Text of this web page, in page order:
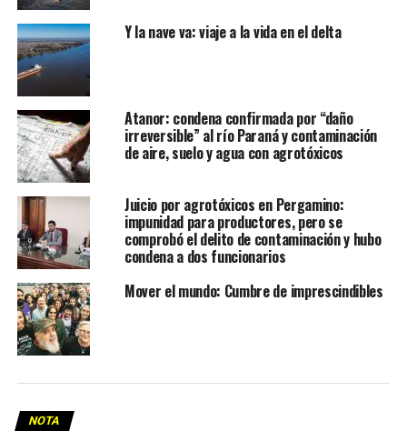
Y la nave va: viaje a la vida en el delta
Atanor: condena confirmada por “daño
irreversible” al río Paraná y contaminación
de aire, suelo y agua con agrotóxicos
Juicio por agrotóxicos en Pergamino:
impunidad para productores, pero se
comprobó el delito de contaminación y hubo
condena a dos funcionarios
Mover el mundo: Cumbre de imprescindibles
NOTA